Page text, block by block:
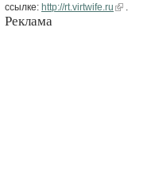
ссылке: http://rt.virtwife.ru
Реклама